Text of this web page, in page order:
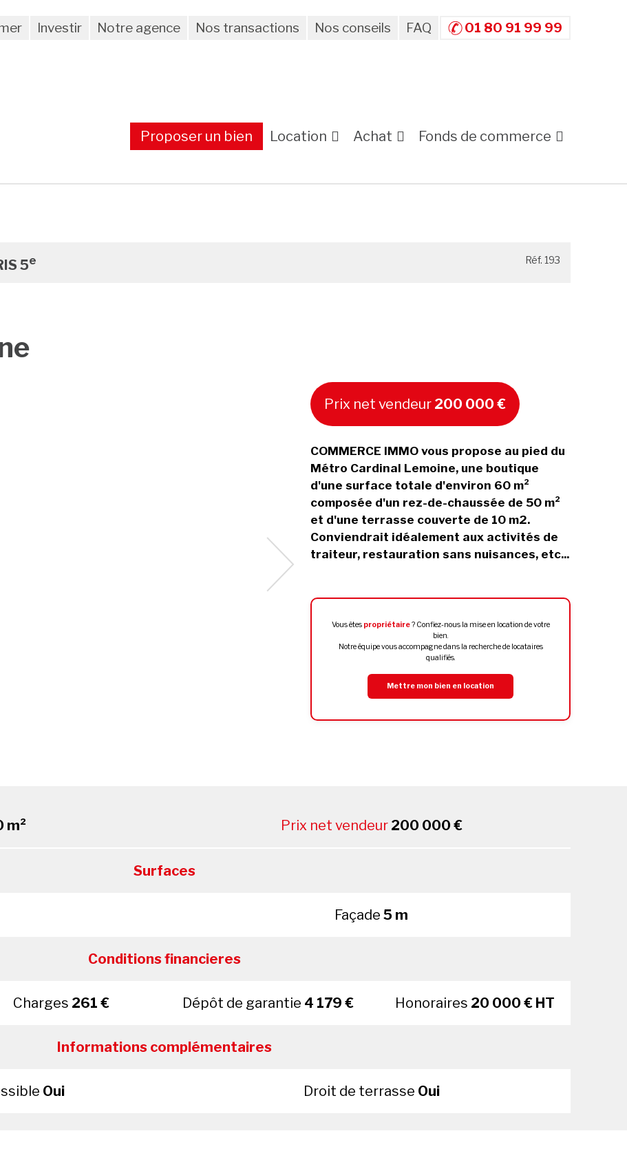
Investir Notre agence Nos transactions Nos conseils FAQ 01 80 91 99 99
Proposer un bien Location Achat Fonds de commerce
5e Réf. 193
Prix net vendeur 200 000 €
COMMERCE IMMO vous propose au pied du
Métro Cardinal Lemoine, une boutique
d'une surface totale d'environ 60 m²
composée d'un rez-de-chaussée de 50 m²
et d'une terrasse couverte de 10 m2.
Conviendrait idéalement aux activités de
traiteur, restauration sans nuisances, etc...
Vous êtes propriétaire? Confiez-nous la mise en location de votre
bien.
Notre équipe vous accompagne dans la recherche de locataires
qualifiés.
Mettre mon bien en location
m² Prix net vendeur 200 000 €
Surfaces
Façade5 m
Conditions financieres
Charges 261 € Dépôt de garantie 4 179 € Honoraires 20 000 € HT
Informations complémentaires
Oui Droit de terrasse Oui